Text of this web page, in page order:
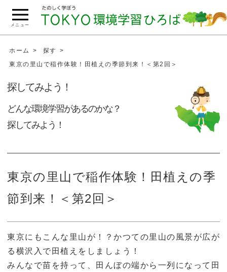
ペ
本
移
メニュー
ホーム
探す
東京の里山で稲作体験！田植えの季節到来！＜第2回＞
探してみよう！
どんな環境学習があるのかな？
探してみよう！
東京の里山で稲作体験！田植えの季
節到来！＜第2回＞
東京にもこんな里山が！？かつての里山の風景が広が
る横沢入で田植えをしましょう！
みんなで苗を持って、田んぼの端から一列になって田